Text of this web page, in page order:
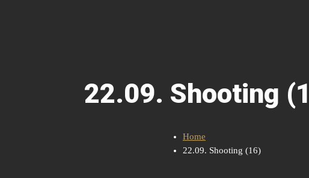
22.09. Shooting
Home
22.09. Shooting (16)